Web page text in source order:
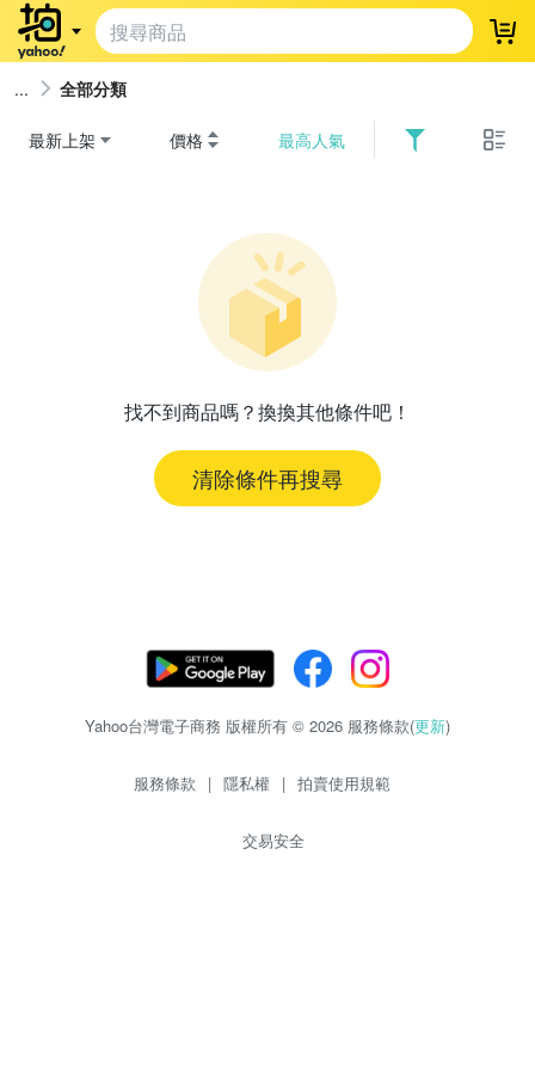
登
全部分類
最新上架 價格 最高人氣
找不到商品嗎？換換其他條件吧！
清除條件再搜尋
Yahoo台灣電子商務 版權所有 © 2026 服務條款(更新)
服務條款 | 隱私權 | 拍賣使用規範
交易安全